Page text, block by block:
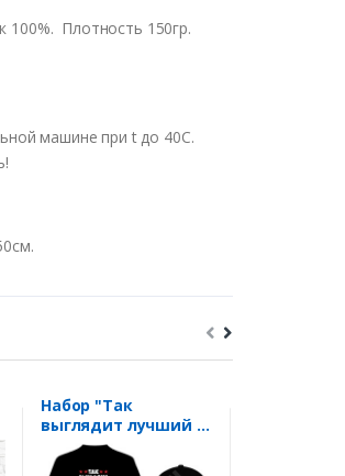
100%. Плотность 150гр.
машине при t до 40С.
Набор "Так
выглядит лучший в
мире брат" с
бейсболкой